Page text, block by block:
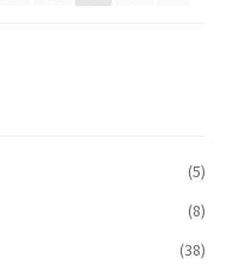
(5)
(8)
(38)